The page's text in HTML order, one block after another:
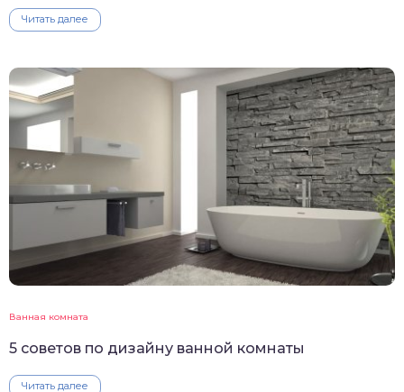
Читать далее
Ванная комната
5 советов по дизайну ванной комнаты
Читать далее